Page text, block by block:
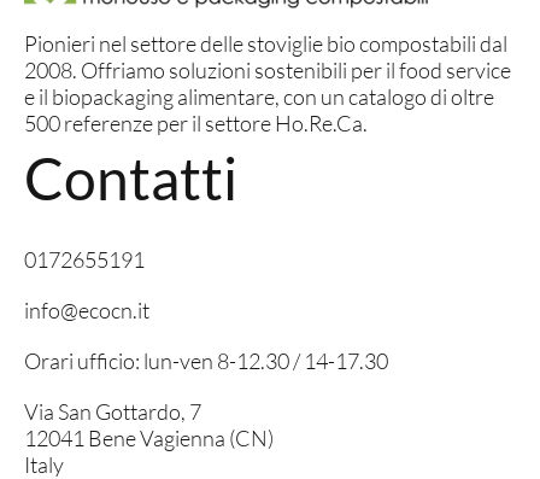
Pionieri nel settore delle stoviglie bio compostabili dal
2008. Offriamo soluzioni sostenibili per il food service
e il biopackaging alimentare, con un catalogo di oltre
500 referenze per il settore Ho.Re.Ca.
Contatti
0172655191
info@ecocn.it
Orari ufficio: lun-ven 8-12.30 / 14-17.30
Via San Gottardo, 7
12041 Bene Vagienna (CN)
Italy